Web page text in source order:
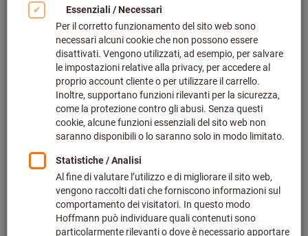
Più venduto
Inserto per fresa per filettatura
interna a 60° HB7720
Codice art.: 218007
Disponibile
68,03 €
Vai alle varianti